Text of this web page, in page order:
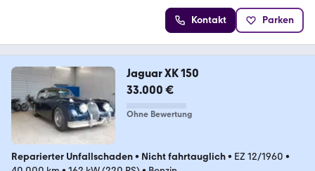
Kontakt Parken
Jaguar XK 150
33.000 €
Ohne Bewertung
Reparierter Unfallschaden• Nicht fahrtauglich• EZ 12/1960 •